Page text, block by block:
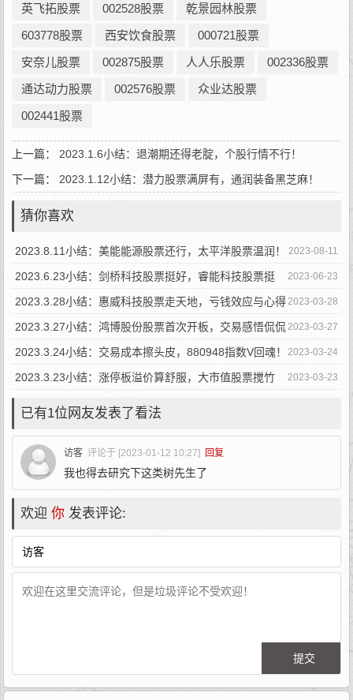
英飞拓股票
002528股票
乾景园林股票
603778股票
西安饮食股票
000721股票
安奈儿股票
002875股票 人人乐股票
002336股票
通达动力股票
002576股票
众业达股票
002441股票
上一篇： 2023.1.6小结：退潮期还得老腚，个股行情不行！
下一篇： 2023.1.12小结：潜力股票满屏有，通润装备黑芝麻！
猜你喜欢
2023-08-11
2023.8.11小结：美能能源股票还行，太平洋股票温润！
2023-06-23
2023.6.23小结：剑桥科技股票挺好，睿能科技股票挺
孬！
2023-03-28
2023.3.28小结：惠威科技股票走天地，亏钱效应与心得
总结！
2023-03-27
2023.3.27小结：鸿博股份股票首次开板，交易感悟侃侃
而谈！
2023-03-24
2023.3.24小结：交易成本擦头皮，880948指数V回魂！
2023-03-23
2023.3.23小结：涨停板溢价算舒服，大市值股票搅竹
已有1位网友发表了看法
访客 评论于 [2023-01-12 10:27] 回复
我也得去研究下这类树先生了
欢迎 你 发表评论: